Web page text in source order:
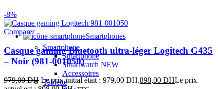
Smartphones
Smartphone
Smartphone
Smartwatch NEW
Accessoires
Tablette
-8%
Comparer
Casque gaming Bluetooth ultra-léger Logitech G435
– Noir (981-001050)
979,00DH Le prix initial était : 979,00 DH.898,00 DHLe prix